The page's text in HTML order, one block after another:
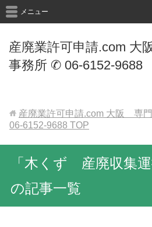
産廃業許可申請.com
事務所 ✆ 06-6152-9688
メニュー
産廃業許可申請.com 大阪 専
06-6152-9688 TOP
「木くず 産廃収集
の記事一覧